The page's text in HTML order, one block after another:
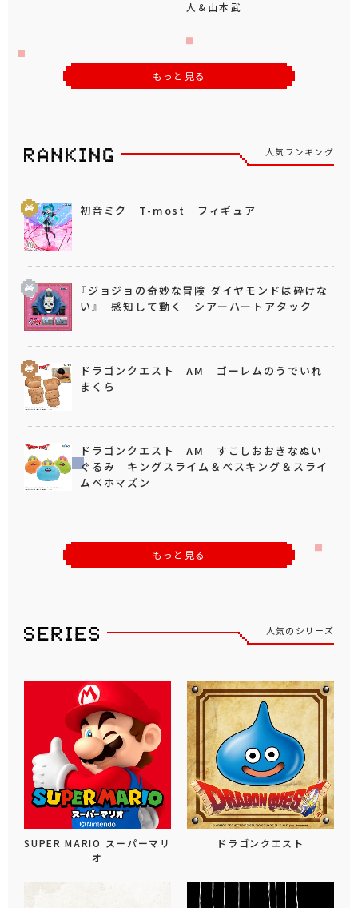
人＆山本武
もっと見る
人気ランキング
初音ミク T-most フィギュア
『ジョジョの奇妙な冒険 ダイヤモンドは砕けな
い』 感知して動く シアーハートアタック
ドラゴンクエスト AM ゴーレムのうでいれ
まくら
ドラゴンクエスト AM すこしおおきなぬい
ぐるみ キングスライム＆ベスキング＆スライ
ムベホマズン
もっと見る
人気のシリーズ
SUPER MARIO スーパーマリ
オ
ドラゴンクエスト